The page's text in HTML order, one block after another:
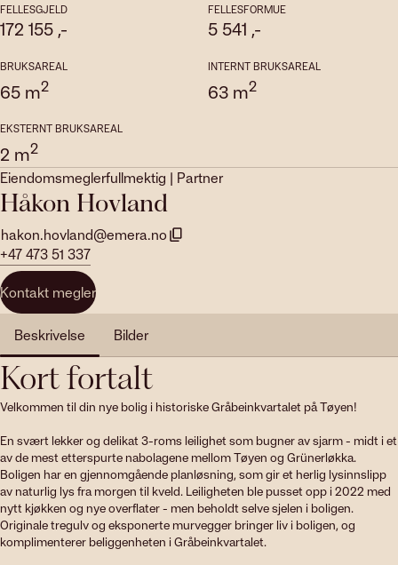
FELLESGJELD
172 155 ,-
FELLESFORMUE
5 541 ,-
BRUKSAREAL
65 m2
INTERNT BRUKSAREAL
63 m2
EKSTERNT BRUKSAREAL
2 m2
Eiendomsmeglerfullmektig | Partner
Håkon Hovland
hakon.hovland@emera.no
+47 473 51 337
Kontakt megler
Beskrivelse
Bilder
Kort fortalt
Velkommen til din nye bolig i historiske Gråbeinkvartalet på Tøyen!
En svært lekker og delikat 3-roms leilighet som bugner av sjarm - midt i et
av de mest etterspurte nabolagene mellom Tøyen og Grünerløkka.
Boligen har en gjennomgående planløsning, som gir et herlig lysinnslipp
av naturlig lys fra morgen til kveld. Leiligheten ble pusset opp i 2022 med
nytt kjøkken og nye overflater - men beholdt selve sjelen i boligen.
Originale tregulv og eksponerte murvegger bringer liv i boligen, og
komplimenterer beliggenheten i Gråbeinkvartalet.